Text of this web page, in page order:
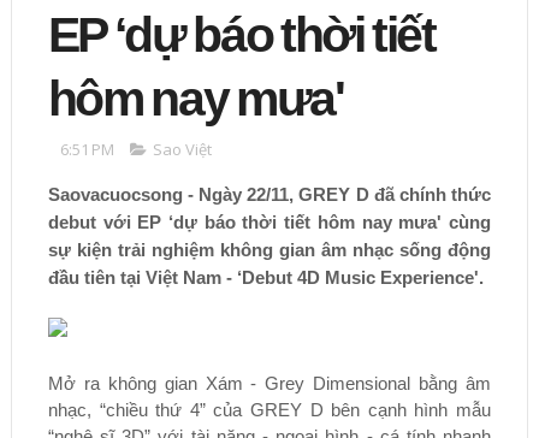
EP ‘dự báo thời tiết
hôm nay mưa'
6:51 PM Sao Việt
Saovacuocsong - Ngày 22/11, GREY D đã chính thức
debut với EP ‘dự báo thời tiết hôm nay mưa' cùng
sự kiện trải nghiệm không gian âm nhạc sống động
đầu tiên tại Việt Nam - ‘Debut 4D Music Experience'.
Mở ra không gian Xám - Grey Dimensional bằng âm
nhạc, “chiều thứ 4” của GREY D bên cạnh hình mẫu